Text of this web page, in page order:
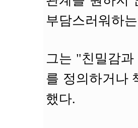
부담스러워하
그는 "친밀감
를 정의하거나
했다.